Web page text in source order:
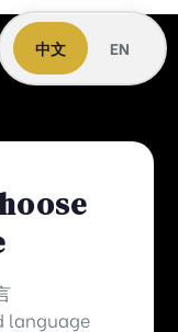
language
中文 EN